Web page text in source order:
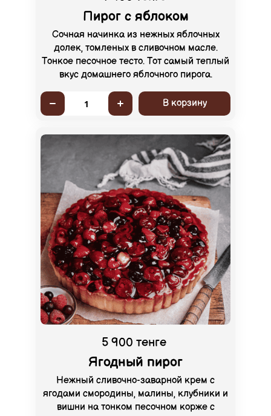
Пирог с яблоком
Сочная начинка из нежных яблочных
долек, томленых в сливочном масле.
Тонкое песочное тесто. Тот самый теплый
вкус домашнего яблочного пирога.
1 В корзину
5 900 тенге
Ягодный пирог
Нежный сливочно-заварной крем с
ягодами смородины, малины, клубники и
вишни на тонком песочном корже с